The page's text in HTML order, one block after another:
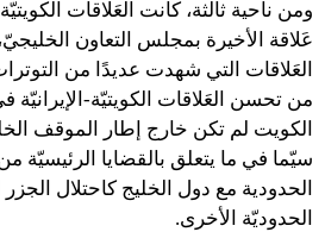
ومن ناحية ثالثة، كانت العَلاقات
عَلاقة الأخيرة بمجلس التعاون
العَلاقات التي شهدت عديدًا من
من تحسن العَلاقات الكويتيّة-
الكويت لم تكن خارج إطار الموقف
سيّما في ما يتعلق بالقضايا الرئيسيّة
الحدودية مع دول الخليج كاحتلال الجزر
الحدوديّة الأخرى.